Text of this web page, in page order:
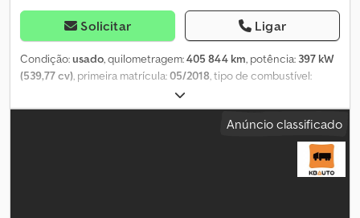
Solicitar Ligar
Condição:usado, quilometragem:405 844 km, potência: 397 kW
(539,77 cv) , primeira matrícula:05/2018 , tipo de combustível:
6x2, distância entre eixos:
combustível:diesel, travões:retardador, cabina do condutor:
automático, classe de
7 990 mm,
Anúncio classificado